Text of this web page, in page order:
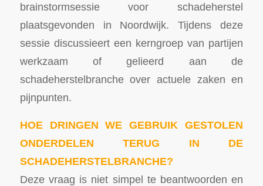
brainstormsessie voor schadeherstel
plaatsgevonden in Noordwijk. Tijdens deze
sessie discussieert een kerngroep van partijen
werkzaam of gelieerd aan de
schadeherstelbranche over actuele zaken en
pijnpunten.
HOE DRINGEN WE GEBRUIK GESTOLEN
ONDERDELEN TERUG IN DE
SCHADEHERSTELBRANCHE?
Deze vraag is niet simpel te beantwoorden en